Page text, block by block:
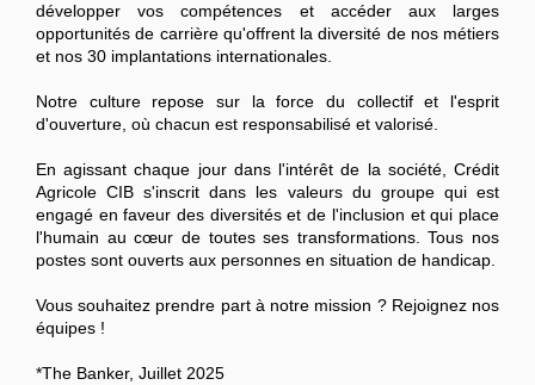
développer vos compétences et accéder aux larges
opportunités de carrière qu'offrent la diversité de nos métiers
et nos 30 implantations internationales.
Notre culture repose sur la force du collectif et l'esprit
d'ouverture, où chacun est responsabilisé et valorisé.
En agissant chaque jour dans l'intérêt de la société, Crédit
Agricole CIB s'inscrit dans les valeurs du groupe qui est
engagé en faveur des diversités et de l'inclusion et qui place
l'humain au cœur de toutes ses transformations. Tous nos
postes sont ouverts aux personnes en situation de handicap.
Vous souhaitez prendre part à notre mission ? Rejoignez nos
équipes !
*The Banker, Juillet 2025